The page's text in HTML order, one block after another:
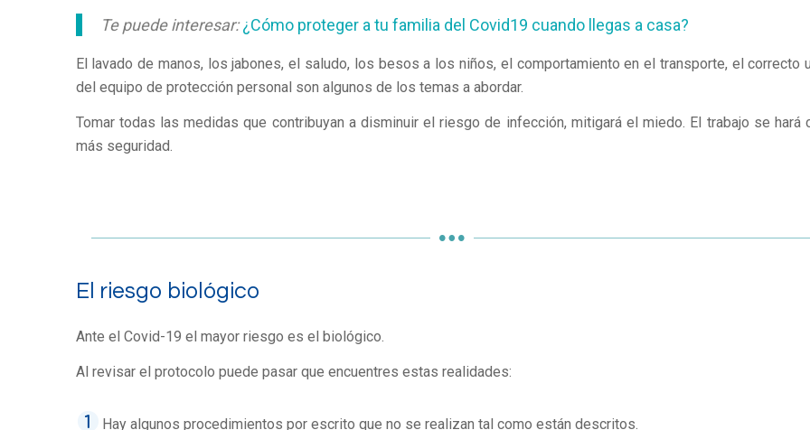
Te puede interesar:¿Cómo proteger a tu familia del Covid19 cuando llegas a casa?
El lavado de manos, los jabones, el saludo, los besos a los niños, el comportamiento en el transporte, el correcto
del equipo de protección personal son algunos de los temas a abordar.
Tomar todas las medidas que contribuyan a disminuir el riesgo de infección, mitigará el miedo. El trabajo se hará
más seguridad.
El riesgo biológico
Ante el Covid-19 el mayor riesgo es el biológico.
Al revisar el protocolo puede pasar que encuentres estas realidades:
Hay algunos procedimientos por escrito que no se realizan tal como están descritos.